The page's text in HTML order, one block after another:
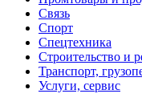
Связь
Спорт
Спецтехника
Строительство и
Транспорт,
Услуги, сервис